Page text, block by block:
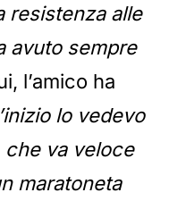
resistenza alle
avuto sempre
l’amico ha
lo vedevo
va veloce
maratoneta